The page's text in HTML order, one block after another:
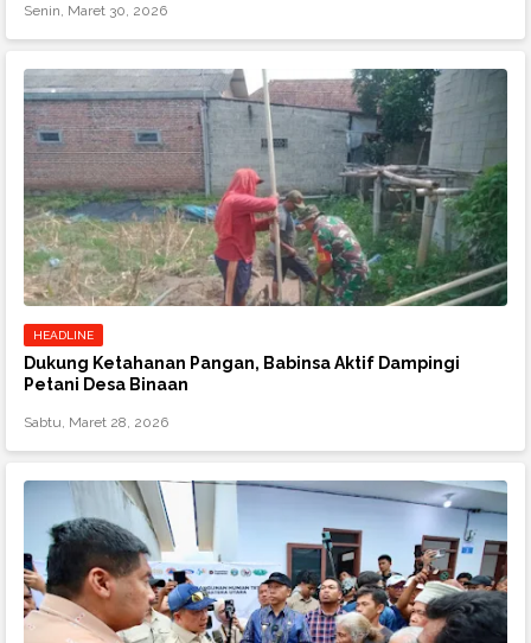
Senin, Maret 30, 2026
HEADLINE
Dukung Ketahanan Pangan, Babinsa Aktif Dampingi
Petani Desa Binaan
Sabtu, Maret 28, 2026